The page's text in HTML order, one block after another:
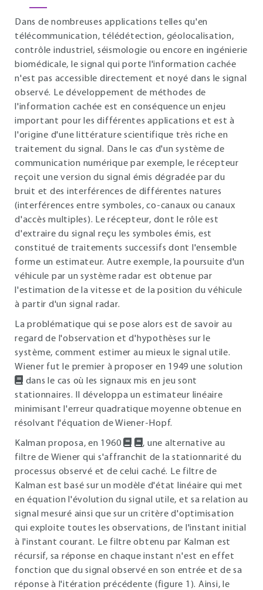
Dans de nombreuses applications telles qu'en
télécommunication, télédétection, géolocalisation,
contrôle industriel, séismologie ou encore en ingénierie
biomédicale, le signal qui porte l'information cachée
n'est pas accessible directement et noyé dans le signal
observé. Le développement de méthodes de
l'information cachée est en conséquence un enjeu
important pour les différentes applications et est à
l'origine d'une littérature scientifique très riche en
traitement du signal. Dans le cas d'un système de
communication numérique par exemple, le récepteur
reçoit une version du signal émis dégradée par du
bruit et des interférences de différentes natures
(interférences entre symboles, co-canaux ou canaux
d'accès multiples). Le récepteur, dont le rôle est
d'extraire du signal reçu les symboles émis, est
constitué de traitements successifs dont l'ensemble
forme un estimateur. Autre exemple, la poursuite d'un
véhicule par un système radar est obtenue par
l'estimation de la vitesse et de la position du véhicule
à partir d'un signal radar.
La problématique qui se pose alors est de savoir au
regard de l'observation et d'hypothèses sur le
système, comment estimer au mieux le signal utile.
Wiener fut le premier à proposer en 1949 une solution
dans le cas où les signaux mis en jeu sont
stationnaires. Il développa un estimateur linéaire
minimisant l'erreur quadratique moyenne obtenue en
résolvant l'équation de Wiener-Hopf.
Kalman proposa, en 1960
, une alternative au
filtre de Wiener qui s'affranchit de la stationnarité du
processus observé et de celui caché. Le filtre de
Kalman est basé sur un modèle d'état linéaire qui met
en équation l'évolution du signal utile, et sa relation au
signal mesuré ainsi que sur un critère d'optimisation
qui exploite toutes les observations, de l'instant initial
à l'instant courant. Le filtre obtenu par Kalman est
récursif, sa réponse en chaque instant n'est en effet
fonction que du signal observé en son entrée et de sa
réponse à l'itération précédente (figure 1 ). Ainsi, le